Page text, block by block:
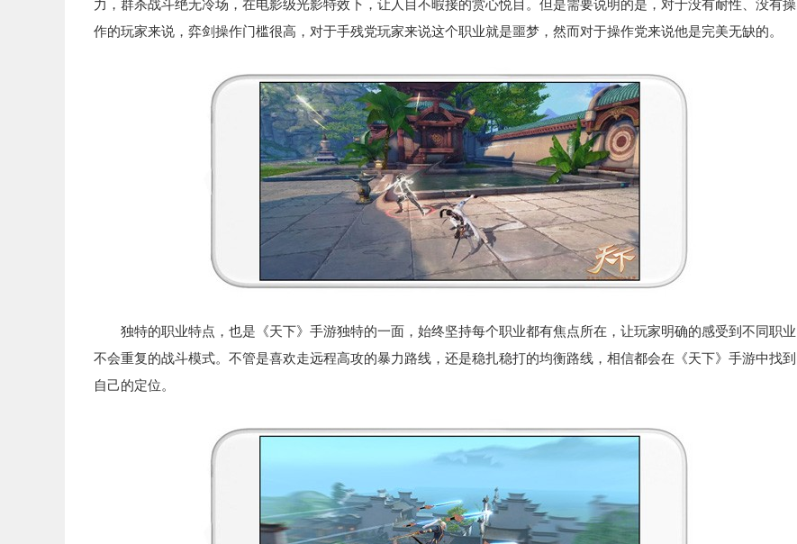
力，群杀战斗绝无冷场，在电影级光影特效下，让人目不暇接的赏心悦目。但是需要说明的是，对于没有耐性、没有操
作的玩家来说，弈剑操作门槛很高，对于手残党玩家来说这个职业就是噩梦，然而对于操作党来说他是完美无缺的。
独特的职业特点，也是《天下》手游独特的一面，始终坚持每个职业都有焦点所在，让玩家明确的感受到不同职业
不会重复的战斗模式。不管是喜欢走远程高攻的暴力路线，还是稳扎稳打的均衡路线，相信都会在《天下》手游中找到
自己的定位。